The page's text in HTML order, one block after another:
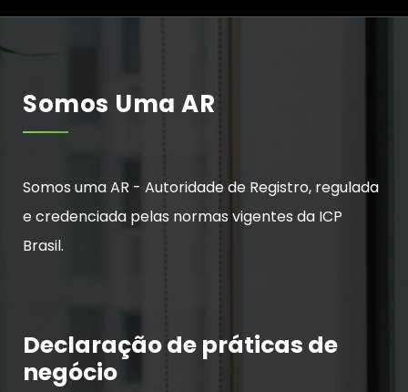
Somos Uma AR
Somos uma AR - Autoridade de Registro, regulada
e credenciada pelas normas vigentes da ICP
Brasil.
Declaração de práticas de
negócio